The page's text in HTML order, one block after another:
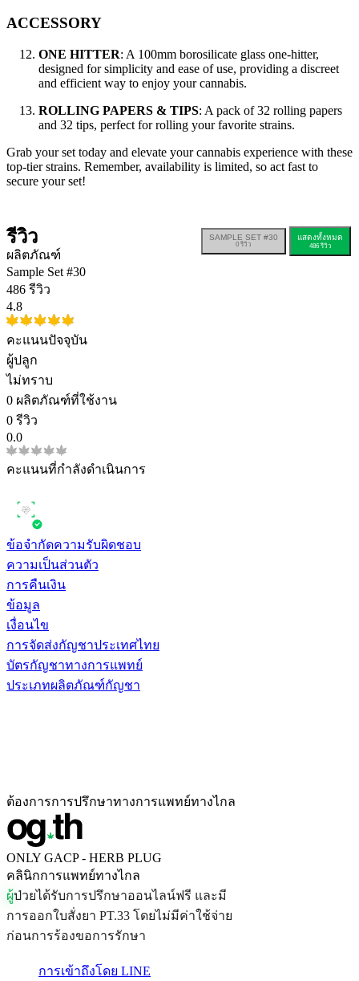
ACCESSORY
ONE HITTER: A 100mm borosilicate glass one-hitter,
designed for simplicity and ease of use, providing a discreet
and efficient way to enjoy your cannabis.
ROLLING PAPERS & TIPS: A pack of 32 rolling papers
and 32 tips, perfect for rolling your favorite strains.
Grab your set today and elevate your cannabis experience with these
top-tier strains. Remember, availability is limited, so act fast to
secure your set!
รีวิว SAMPLE SET #30
0 รีวิว
แสดงทั้งหมด
486 รีวิว
ผลิตภัณฑ์
Sample Set #30
486 รีวิว
4.8
คะแนนปัจจุบัน
ผู้ปลูก
ไม่ทราบ
0 ผลิตภัณฑ์ที่ใช้งาน
0 รีวิว
0.0
คะแนนที่กำลังดำเนินการ
ข้อจำกัดความรับผิดชอบ
ความเป็นส่วนตัว
การคืนเงิน
ข้อมูล
เงื่อนไข
การจัดส่งกัญชาประเทศไทย
บัตรกัญชาทางการแพทย์
ประเภทผลิตภัณฑ์กัญชา
ต้องการการปรึกษาทางการแพทย์ทางไกล
ONLY GACP - HERB PLUG
คลินิกการแพทย์ทางไกล
ผปวยไดรบการปรกษาออนไลนฟร และม
การออกใบสงยา PT.33 โดยไมมคาใชจาย
กอนการรองขอการรกษา
การเข้าถึงโดย LINE